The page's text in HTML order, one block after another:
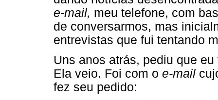
e-mail, meu telefone, com
de conversarmos, mas
entrevistas que fui tentando
Uns anos atrás, pediu que
Ela veio. Foi com o e-mail
fez seu pedido: